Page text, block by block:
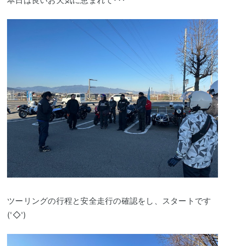
ツーリングの行程と安全走行の確認をし、スタートです
('◇')ゞ